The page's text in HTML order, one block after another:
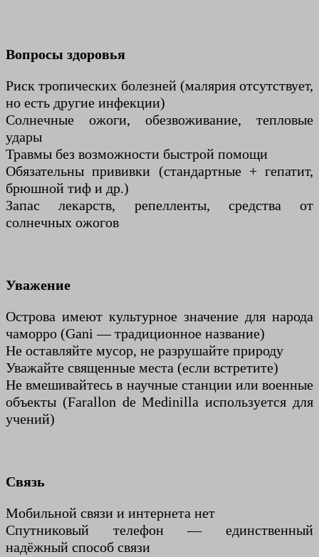
Вопросы здоровья
Риск тропических болезней (малярия отсутствует,
но есть другие инфекции)
Солнечные ожоги, обезвоживание, тепловые
удары
Травмы без возможности быстрой помощи
Обязательны прививки (стандартные + гепатит,
брюшной тиф и др.)
Запас лекарств, репелленты, средства от
солнечных ожогов
Уважение
Острова имеют культурное значение для народа
чаморро (Gani — традиционное название)
Не оставляйте мусор, не разрушайте природу
Уважайте священные места (если встретите)
Не вмешивайтесь в научные станции или военные
объекты (Farallon de Medinilla используется для
учений)
Связь
Мобильной связи и интернета нет
Спутниковый телефон — единственный
надёжный способ связи